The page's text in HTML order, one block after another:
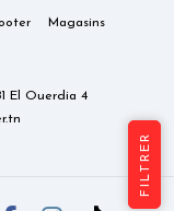
Magasins
El Ouerdia 4
FILTRER